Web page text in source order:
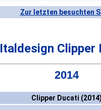
Zur letzten besuchten
Italdesign Clipper
2014
Clipper Ducati